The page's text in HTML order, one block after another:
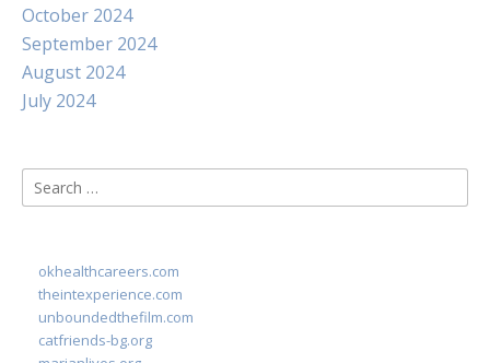
October 2024
September 2024
August 2024
July 2024
Search
for:
okhealthcareers.com
theintexperience.com
unboundedthefilm.com
catfriends-bg.org